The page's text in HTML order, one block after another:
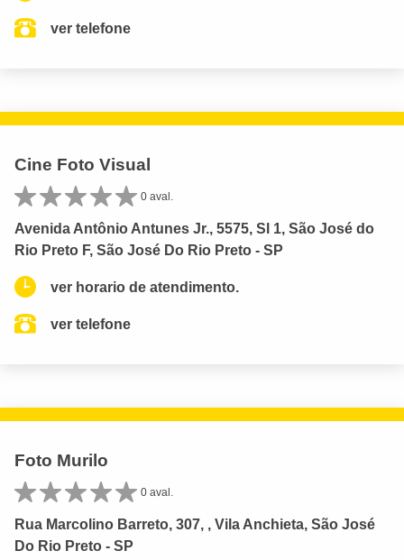
ver telefone
Cine Foto Visual
0 aval.
Avenida Antônio Antunes Jr., 5575, Sl 1, São José do
Rio Preto F, São José Do Rio Preto - SP
ver horario de atendimento.
ver telefone
Foto Murilo
0 aval.
Rua Marcolino Barreto, 307, , Vila Anchieta, São José
Do Rio Preto - SP